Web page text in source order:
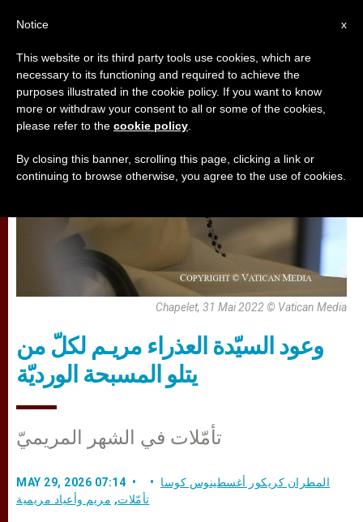
تأمّلات,مريم وأعياد مريمية
Chapelet, 31 Mai 2022 © Vatican Media
وعود السيّدة العذراء مريـم لكلّ من
يتلو المسبحة الورديّة
تأمّلات في الشهر المريميّ
MAY 29, 2026 07:14
المطران كريكور أغسطينوس كوسا
تأمّلات, مريم وأعياد مريمية
x
Notice
This website or its third party tools use cookies, which are
necessary to its functioning and required to achieve the
purposes illustrated in the cookie policy. If you want to know
more or withdraw your consent to all or some of the cookies,
please refer to the cookie policy
By closing this banner, scrolling this page, clicking a link or
continuing to browse otherwise, you agree to the use of cookies.